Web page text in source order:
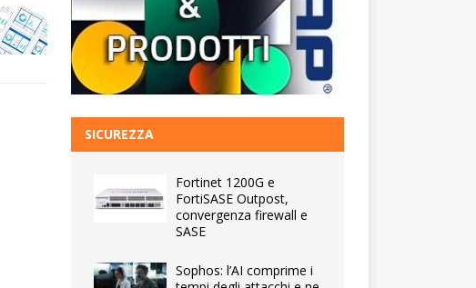
SICUREZZA
Fortinet 1200G e
FortiSASE Outpost,
convergenza firewall e
SASE
Sophos: l’AI comprime i